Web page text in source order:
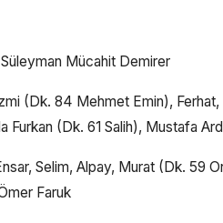
Mücahit Demirer
(Dk. 84 Mehmet Emin), Ferhat,
(Dk. 61 Salih), Mustafa
Selim, Alpay, Murat (Dk. 59
Faruk